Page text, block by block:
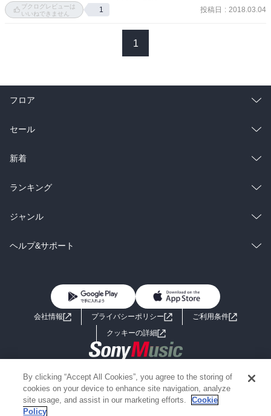
ブクログレビューは
いいねできません
1 投稿日 : 2018.03.04
1
フロア
総合
ラノベ
雑誌・グラビア
BL・TL
セール
総合
ラノベ
雑誌・グラビア
BL・TL
新着
総合
ラノベ
雑誌・グラビア
ランキング
総合
ラノベ
ジャンル
コミック
ライトノベル 男子向けラノベ
小説
海外小説
ミステリー SF
歴史・時代小説
ヘルプ&サポート
よくあるご質問 お問い合わせ
会社情報 プライバシーポリシー
ご利用条件
クッキーの詳細
Copyright 2017 - 2026 Sony Music Entertainment(Japan) Inc.
Information on the site is for the Japan domestic market only
powered by
By clicking “Accept All Cookies”, you agree to the storing of
cookies on your device to enhance site navigation, analyze
site usage, and assist in our marketing efforts.
Cookie
Policy